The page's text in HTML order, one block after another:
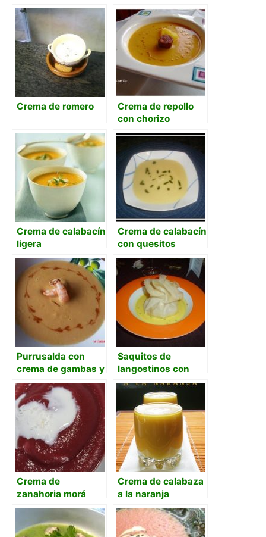
Crema de romero
Crema de repollo
con chorizo
Crema de calabacín
ligera
Crema de calabacín
con quesitos
Purrusalda con
crema de gambas y
gambon al azafran
Saquitos de
langostinos con
crema de azafrán
Crema de
zanahoria morá
Crema de calabaza
a la naranja